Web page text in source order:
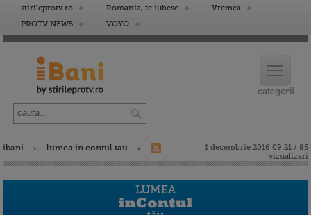
stirileprotv.ro Romania, te iubesc
Vremea
PROTV NEWS
VOYO
ibani lumea in contul tau
1 decembrie 2016 09:21 / 85
vizualizari